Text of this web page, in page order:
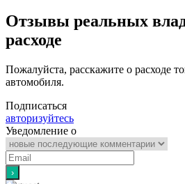
Отзывы реальных
расходе
Пожалуйста, расскажите о расходе
автомобиля.
Подписаться
авторизуйтесь
Уведомление о